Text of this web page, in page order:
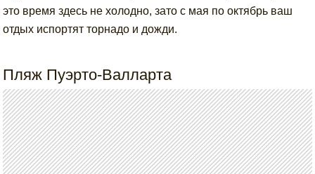
это время здесь не холодно, зато с мая по октябрь ваш
отдых испортят торнадо и дожди.
Пляж Пуэрто-Валларта